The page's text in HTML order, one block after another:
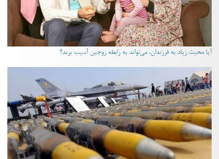
آیا محبت زیاد به فرزندان، می‌تواند به رابطه زوجین آسیب بزند؟